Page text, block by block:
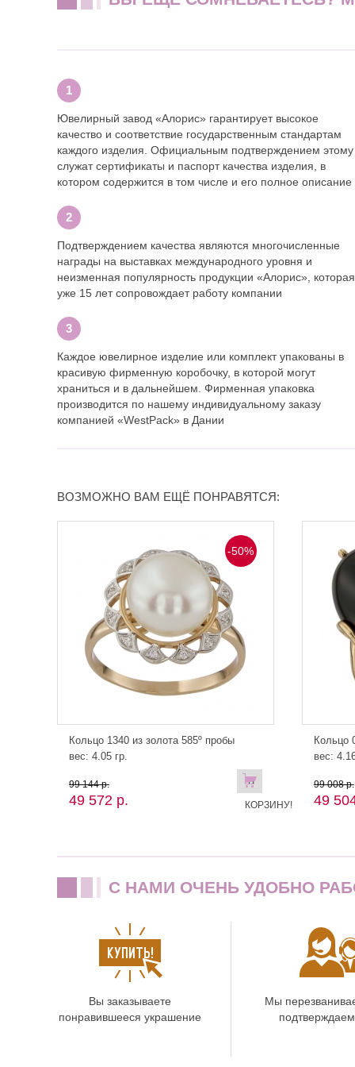
Ювелирный завод «Алорис» гарантирует высокое
качество и соответствие государственным стандартам
каждого изделия. Официальным подтверждением этому
служат сертификаты и паспорт качества изделия, в
котором содержится в том числе и его полное описание
Подтверждением качества являются многочисленные
награды на выставках международного уровня и
неизменная популярность продукции «Алорис», которая
уже 15 лет сопровождает работу компании
Каждое ювелирное изделие или комплект упакованы в
красивую фирменную коробочку, в которой могут
храниться и в дальнейшем. Фирменная упаковка
производится по нашему индивидуальному заказу
компанией «WestPack» в Дании
ВОЗМОЖНО ВАМ ЕЩЁ ПОНРАВЯТСЯ:
-50%
Кольцо 1340 из золота 585º пробы
вес: 4.05 гр.
99 144 р.
49 572 р.
В
КОРЗИНУ!
Кольцо
вес:
99 008 р.
49
C НАМИ ОЧЕНЬ УДОБНО
Вы заказываете
понравившееся украшение
Мы
подтверждаем